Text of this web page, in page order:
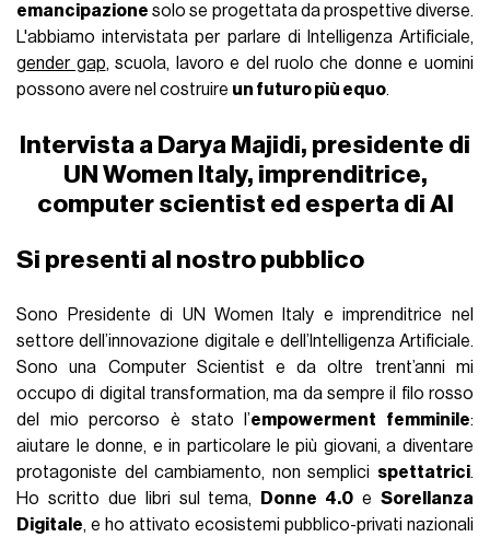
emancipazione solo se progettata da prospettive diverse.
L'abbiamo intervistata per parlare di Intelligenza Artificiale,
gender gap, scuola, lavoro e del ruolo che donne e uomini
possono avere nel costruire un futuro più equo.
Intervista a Darya Majidi, presidente di
UN Women Italy, imprenditrice,
computer scientist ed esperta di AI
Si presenti al nostro pubblico
Sono Presidente di UN Women Italy e imprenditrice nel
settore dell’innovazione digitale e dell’Intelligenza Artificiale.
Sono una Computer Scientist e da oltre trent’anni mi
occupo di digital transformation, ma da sempre il filo rosso
del mio percorso è stato l’empowerment femminile:
aiutare le donne, e in particolare le più giovani, a diventare
protagoniste del cambiamento, non semplici spettatrici.
Ho scritto due libri sul tema,
Donne 4.0 e Sorellanza
Digitale, e ho attivato ecosistemi pubblico-privati nazionali